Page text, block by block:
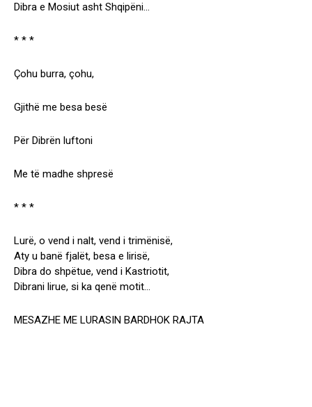
Dibra e Mosiut asht Shqipëni…
* * *
Çohu burra, çohu,
Gjithë me besa besë
Për Dibrën luftoni
Me të madhe shpresë
* * *
Lurë, o vend i nalt, vend i trimënisë,
Aty u banë fjalët, besa e lirisë,
Dibra do shpëtue, vend i Kastriotit,
Dibrani lirue, si ka qenë motit…
MESAZHE ME LURASIN BARDHOK RAJTA